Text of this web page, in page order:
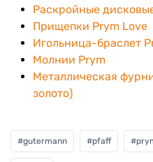
Раскройные
Прищепки Prym Love
Игольница-браслет
Молнии Prym
Металлическая
золото)
#gutermann #pfaff #